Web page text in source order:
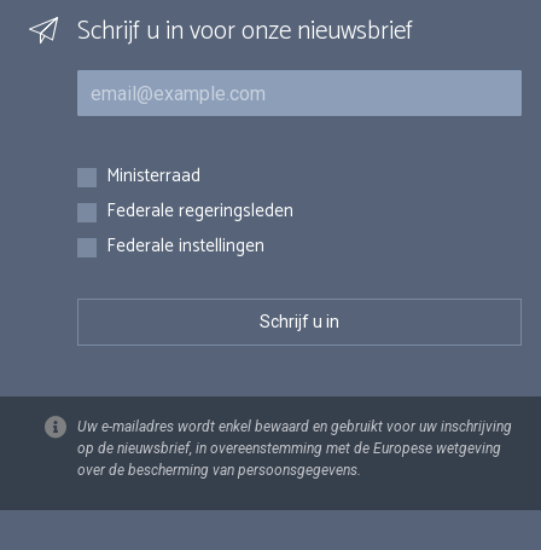
Schrijf u in voor onze nieuwsbrief
E-mail
Inschrijvingen
Ministerraad
Federale regeringsleden
Federale instellingen
Uw e-mailadres wordt enkel bewaard en gebruikt voor uw inschrijving
op de nieuwsbrief, in overeenstemming met de Europese wetgeving
over de bescherming van persoonsgegevens.